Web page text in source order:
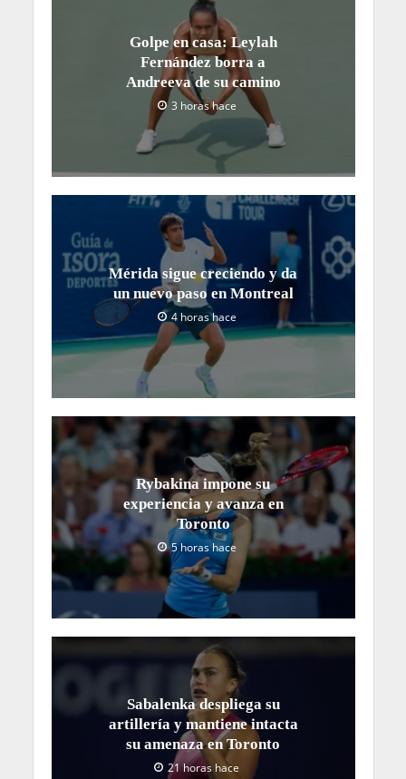
Golpe en casa: Leylah
Fernández borra a
Andreeva de su camino
3 horas hace
Mérida sigue creciendo y da
un nuevo paso en Montreal
4 horas hace
Rybakina impone su
experiencia y avanza en
Toronto
5 horas hace
Sabalenka despliega su
artillería y mantiene intacta
su amenaza en Toronto
21 horas hace